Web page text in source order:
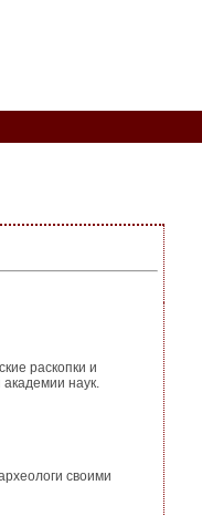
раскопки и
наук.
своими